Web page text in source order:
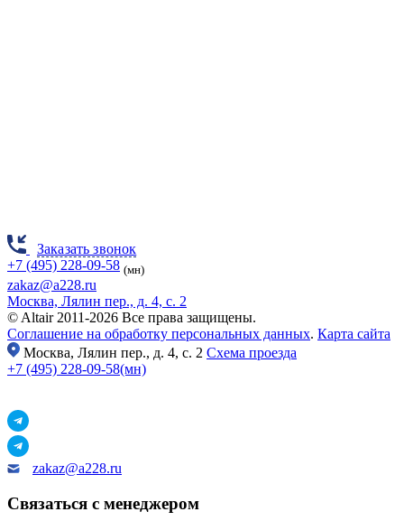
Заказать звонок
+7 (495) 228-09-58 (мн)
zakaz@a228.ru
Москва, Лялин пер., д. 4, с. 2
© Altair 2011-2026 Все права защищены.
Соглашение на обработку персональных данных. Карта сайта
Москва, Лялин пер., д. 4, с. 2 Схема проезда
+7 (495) 228-09-58(мн)
zakaz@a228.ru
Связаться с менеджером